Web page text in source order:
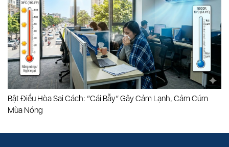
Bật Điều Hòa Sai Cách: “cái Bẫy” Gây Cảm Lạnh, Cảm Cúm
Mùa Nóng